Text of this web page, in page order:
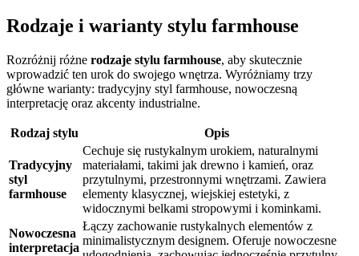
Rodzaje i warianty stylu farmhouse
Rozróżnij różne rodzaje stylu farmhouse, aby skutecznie
wprowadzić ten urok do swojego wnętrza. Wyróżniamy trzy
główne warianty: tradycyjny styl farmhouse, nowoczesną
interpretację oraz akcenty industrialne.
Rodzaj stylu Opis
Tradycyjny
styl
farmhouse
Cechuje się rustykalnym urokiem, naturalnymi
materiałami, takimi jak drewno i kamień, oraz
przytulnymi, przestronnymi wnętrzami. Zawiera
elementy klasycznej, wiejskiej estetyki, z
widocznymi belkami stropowymi i kominkami.
Nowoczesna
interpretacja
Łączy zachowanie rustykalnych elementów z
minimalistycznym designem. Oferuje nowoczesne